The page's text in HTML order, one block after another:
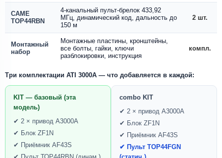
CAME
TOP44RBN
4-канальный пульт-брелок 433,92
МГц, динамический код, дальность до
150 м
2 шт.
Монтажный
набор
Монтажные пластины, кронштейны,
все болты, гайки, ключи
разблокировки, инструкция
компл.
Три комплектации ATI 3000A — что добавляется в каждой:
KIT — базовый (эта
модель)
✔ 2 × привод A3000A
✔ Блок ZF1N
✔ Приёмник AF43S
combo KIT
✔ 2 × привод A3000A
✔ Блок ZF1N
✔ Приёмник AF43S
✔ Пульт TOP44FGN